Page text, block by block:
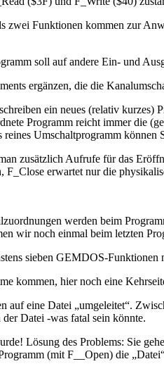
Funktionen kommen zur
soll auf andere Ein- und
ergänzen, die die
ein neues (relativ
Programm reicht immer die
Umschaltprogramm
zusätzlich Aufrufe für das
F_Close erwartet nur die
werden beim
wir noch einmal beim letzten
sieben GEMDOS-
kommen, hier noch eine
auf eine Datei „umgeleitet“.
Datei -was fatal sein könnte.
Lösung des Problems: Sie
(mit F__Open) die